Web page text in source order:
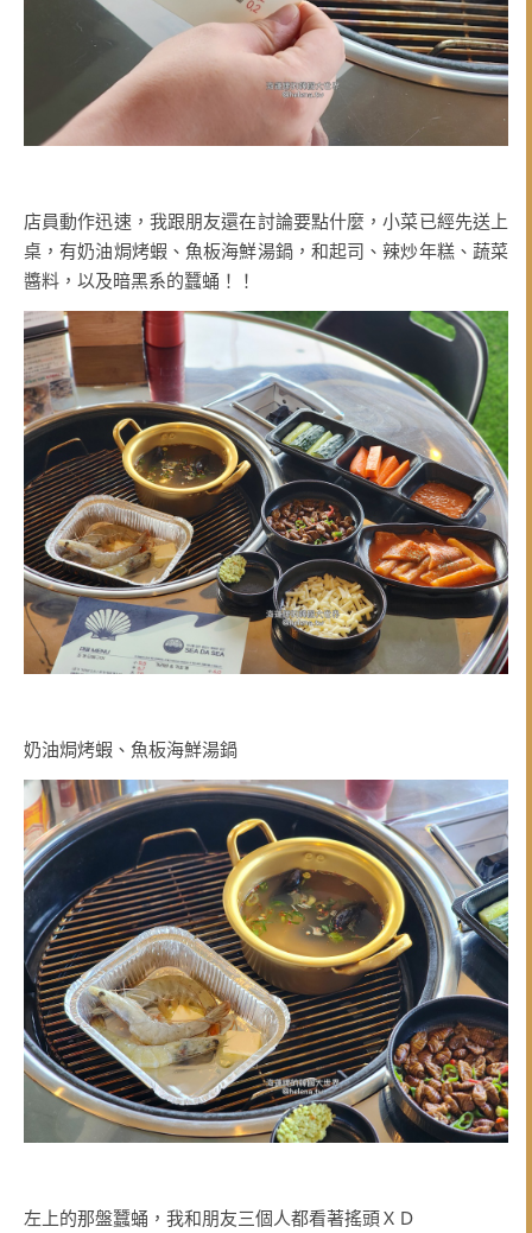
店員動作迅速，我跟朋友還在討論要點什麼，小菜已經先送上
桌，有奶油焗烤蝦、魚板海鮮湯鍋，和起司、辣炒年糕、蔬菜
醬料，以及暗黑系的蠶蛹！！
奶油焗烤蝦、魚板海鮮湯鍋
左上的那盤蠶蛹，我和朋友三個人都看著搖頭ＸＤ